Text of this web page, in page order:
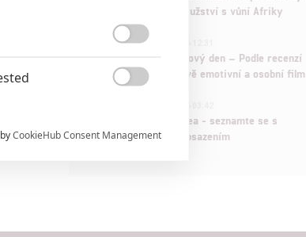
akční fantasy dobrodružství s vůní Afriky
ČLÁNEK | 30.07.2026 12:31
Spider-Man: Zbrusu nový den – Podle recenzí
máme čekat překvapivě emotivní a osobní film
Velké preview: Odyssea - seznamte se s
maximálně nabitým obsazením

CookieHub Consent Management